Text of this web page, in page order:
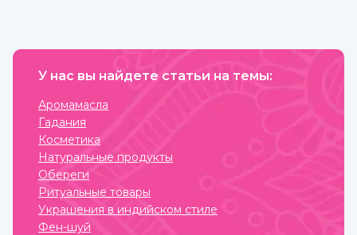
самостоятельно, некоторые
маслом из-за весьма
Купите любые эфирные
масла в интернет-магазине
ИндоКитай.
действие. Даже
способны привести к
У нас вы найдете статьи на темы:
Аромамасла
Гадания
Косметика
Натуральные продукты
Обереги
Ритуальные товары
Украшения в индийском стиле
Фен-шуй